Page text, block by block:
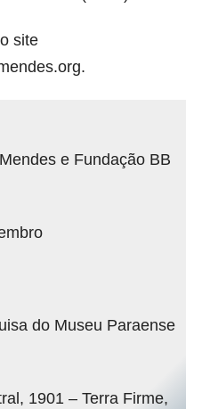
site
.
e Fundação BB
do Museu Paraense
1901 – Terra Firme,